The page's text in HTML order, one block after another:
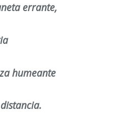
errante,
humeante